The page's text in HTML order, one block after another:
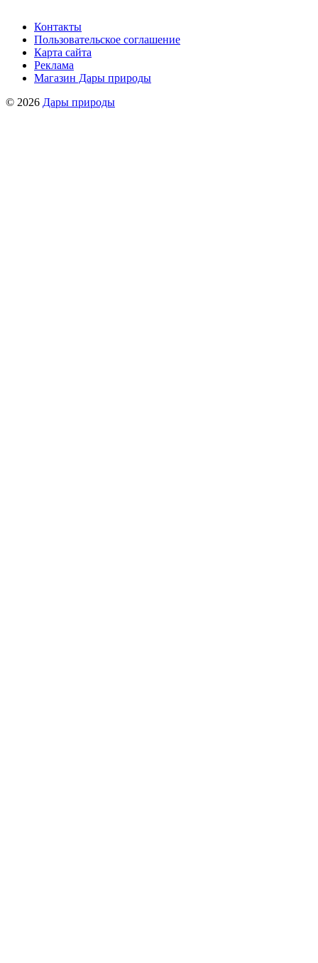
Контакты
Пользовательское соглашение
Карта сайта
Реклама
Магазин Дары природы
© 2026 Дары природы